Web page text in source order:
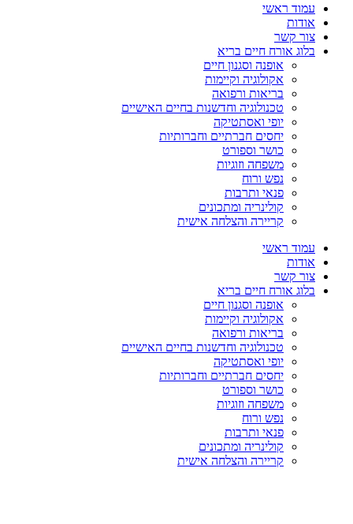
עמוד ראשי
אודות
צור קשר
בלוג אורח חיים בריא
אופנה וסגנון חיים
אקולוגיה וקיימות
בריאות ורפואה
טכנולוגיה וחדשנות בחיים האישיים
יופי ואסתטיקה
יחסים חברתיים וחברותיות
כושר וספורט
משפחה וזוגיות
נפש ורוח
פנאי ותרבות
קולינריה ומתכונים
קריירה והצלחה אישית
עמוד ראשי
אודות
צור קשר
בלוג אורח חיים בריא
אופנה וסגנון חיים
אקולוגיה וקיימות
בריאות ורפואה
טכנולוגיה וחדשנות בחיים האישיים
יופי ואסתטיקה
יחסים חברתיים וחברותיות
כושר וספורט
משפחה וזוגיות
נפש ורוח
פנאי ותרבות
קולינריה ומתכונים
קריירה והצלחה אישית